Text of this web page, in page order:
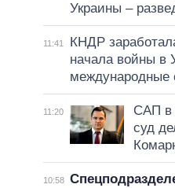
Украины –
11:41
КНДР
начала войны в
11:20
САП в
суд
10:58